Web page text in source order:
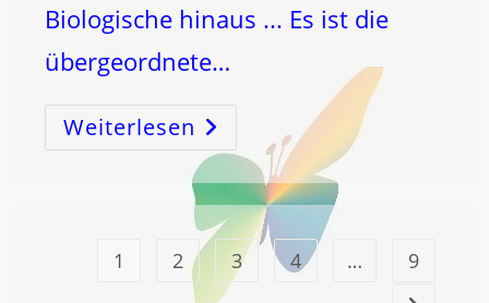
Biologische hinaus ... Es ist die
übergeordnete…
Weiterlesen Die
SCHLÜSSEL-
Organenergie
Des
Menschen
…
Scheidung
Über
GESUNDHEIT
Oder
1 2 3 4 … 9